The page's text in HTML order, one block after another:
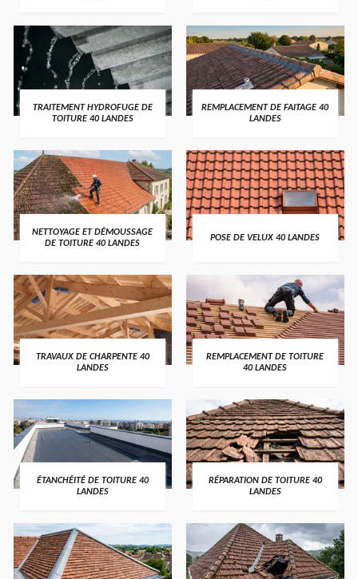
TRAITEMENT HYDROFUGE DE
TOITURE 40 LANDES
REMPLACEMENT DE FAITAGE 40
LANDES
NETTOYAGE ET DÉMOUSSAGE
DE TOITURE 40 LANDES
POSE DE VELUX 40 LANDES
TRAVAUX DE CHARPENTE 40
LANDES
REMPLACEMENT DE TOITURE
40 LANDES
ÉTANCHÉITÉ DE TOITURE 40
LANDES
RÉPARATION DE TOITURE 40
LANDES